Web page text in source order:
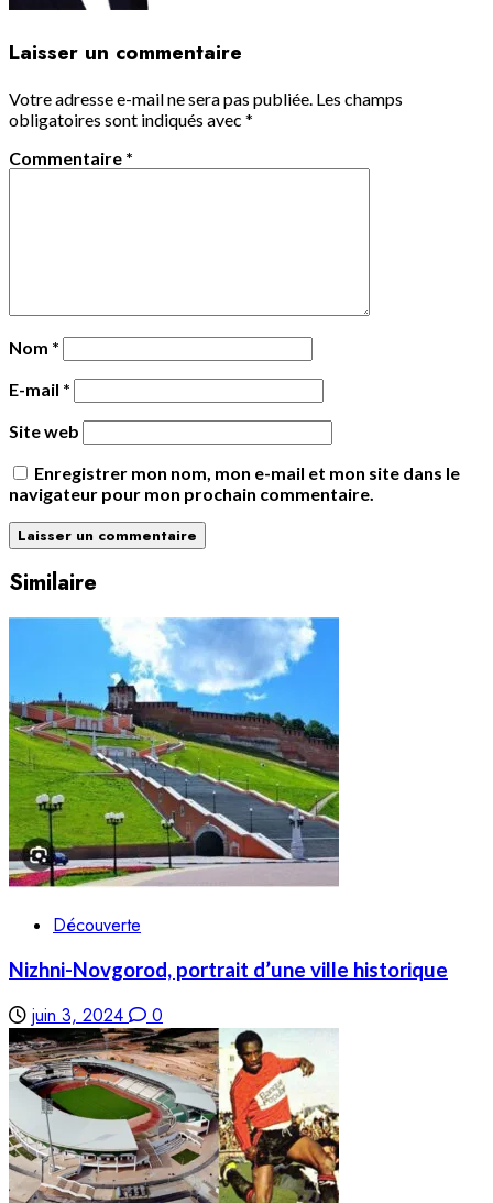
Laisser un commentaire
Votre adresse e-mail ne sera pas publiée. Les champs
obligatoires sont indiqués avec *
Commentaire *
Nom *
E-mail *
Site web
Enregistrer mon nom, mon e-mail et mon site dans le
navigateur pour mon prochain commentaire.
Similaire
Découverte
Nizhni-Novgorod, portrait d’une ville historique
juin 3, 2024 0